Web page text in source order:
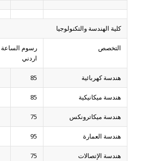
كلية الهندسة والتكنولوجيا
التخصص
رسوم الساعة /
اردني
هندسة كهربائية 85
هندسة ميكانيكية 85
هندسة ميكاترونكس 75
هندسة العمارة 95
هندسة الإتصالات
75